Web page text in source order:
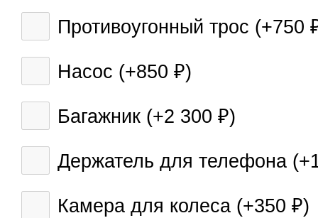
Противоугонный трос (+750
Насос (+850 ₽)
Багажник (+2 300 ₽)
Держатель для телефона (+
Камера для колеса (+350 ₽)